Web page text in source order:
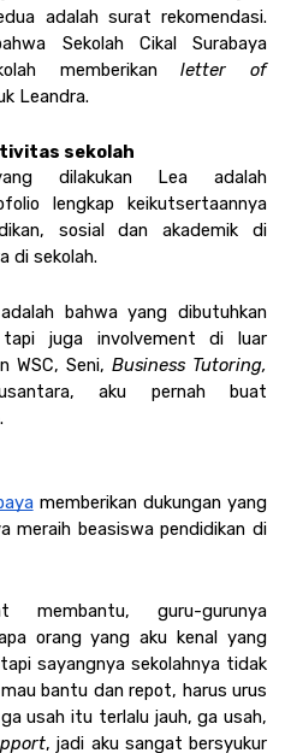
adalah surat rekomendasi.
Sekolah Cikal Surabaya
memberikan letter of
Leandra.
sekolah
dilakukan Lea adalah
lengkap keikutsertaannya
sosial dan akademik di
di sekolah.
bahwa yang dibutuhkan
tapi juga involvement di luar
WSC, Seni, Business Tutoring,
aku pernah buat
memberikan dukungan yang
meraih beasiswa pendidikan di
orang yang aku kenal yang
sayangnya sekolahnya tidak
bantu dan repot, harus urus
usah itu terlalu jauh, ga usah,
, jadi aku sangat bersyukur